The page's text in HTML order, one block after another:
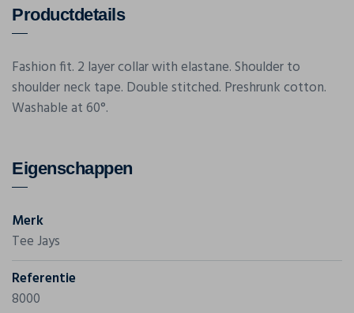
Productdetails
Fashion fit. 2 layer collar with elastane. Shoulder to
shoulder neck tape. Double stitched. Preshrunk cotton.
Washable at 60°.
Eigenschappen
Merk
Tee Jays
Referentie
8000